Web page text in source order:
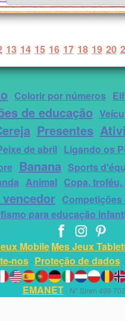
13 14 15 16 17 18 19 20
Colorir por números
de educação
Presentes
de abril Ligando os
Banana Sports
Animal Copa, troféu,
Competições
para educação
MobileMes Jeux
nos- Proteção de dados-
EMANET- N° Siren 499